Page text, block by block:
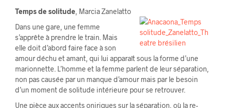
Temps de solitude , Marcia Zanelatto
Dans une gare, une femme
s’apprête à prendre le train. Mais
elle doit d’abord faire face à son
amour déchu et amant, qui lui apparaît sous la forme d’une
marionnette. L’homme et la femme parlent de leur séparation,
non pas causée par un manque d’amour mais par le besoin
d’un moment de solitude intérieure pour se retrouver.
Une pièce aux accents oniriques sur la séparation, où la re-